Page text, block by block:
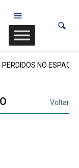
PERDIDOS NO ESPAÇO
Voltar